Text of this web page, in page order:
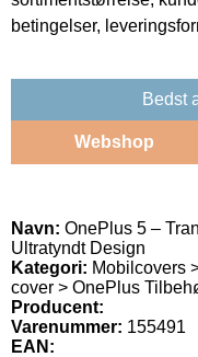
betingelser,
Bedst
Webshop
Navn: OnePlus 5 –
Ultratyndt Design
Kategori: Mobilcovers
cover > OnePlus
Producent:
Varenummer: 155491
EAN: